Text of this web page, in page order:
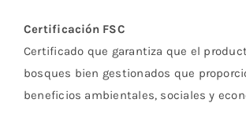
Certificación FSC
Certificado que garantiza que el
bosques bien gestionados que
beneficios ambientales, sociales y